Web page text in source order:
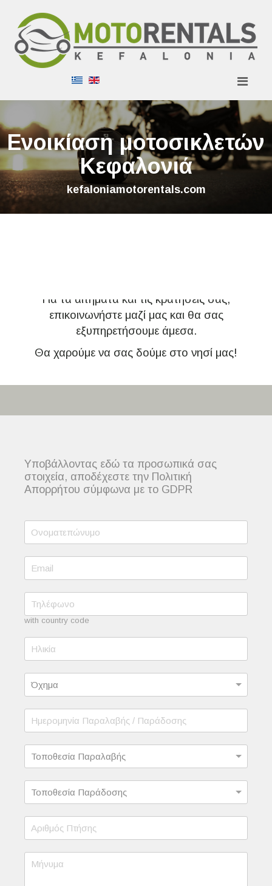
Eνοικίαση μοτοσικλετών
Κεφαλονιά
kefaloniamotorentals.com
Για τα αιτήματα και τις κρατήσεις σας,
επικοινωνήστε μαζί μας και θα σας
εξυπηρετήσουμε άμεσα.
Θα χαρούμε να σας δούμε στο νησί μας!
Υποβάλλοντας εδώ τα προσωπικά σας
στοιχεία, αποδέχεστε την Πολιτική
Απορρήτου σύμφωνα με το GDPR
with country code